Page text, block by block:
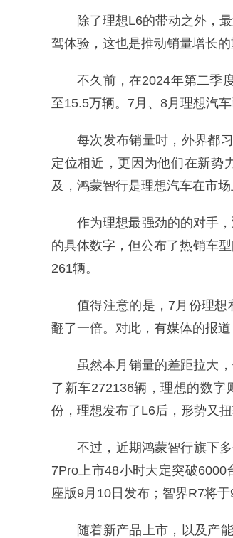
除了理想L6的带动之外，
驾体验，这也是推动销量增长的
不久前，在2024年第二季
至15.5万辆。7月、8月理想汽
每次发布销量时，外界都
定位相近，更因为他们在新势
及，鸿蒙智行是理想汽车在市场
作为理想最强劲的的对手
的具体数字，但公布了热销车
261辆。
值得注意的是，7月份理想
翻了一倍。对此，有媒体的报
虽然本月销量的差距拉大
了新车272136辆，理想的数字
份，理想发布了L6后，形势又扭
不过，近期鸿蒙智行旗下
7Pro上市48小时大定突破
座版9月10日发布；智界R7将
随着新产品上市，以及产